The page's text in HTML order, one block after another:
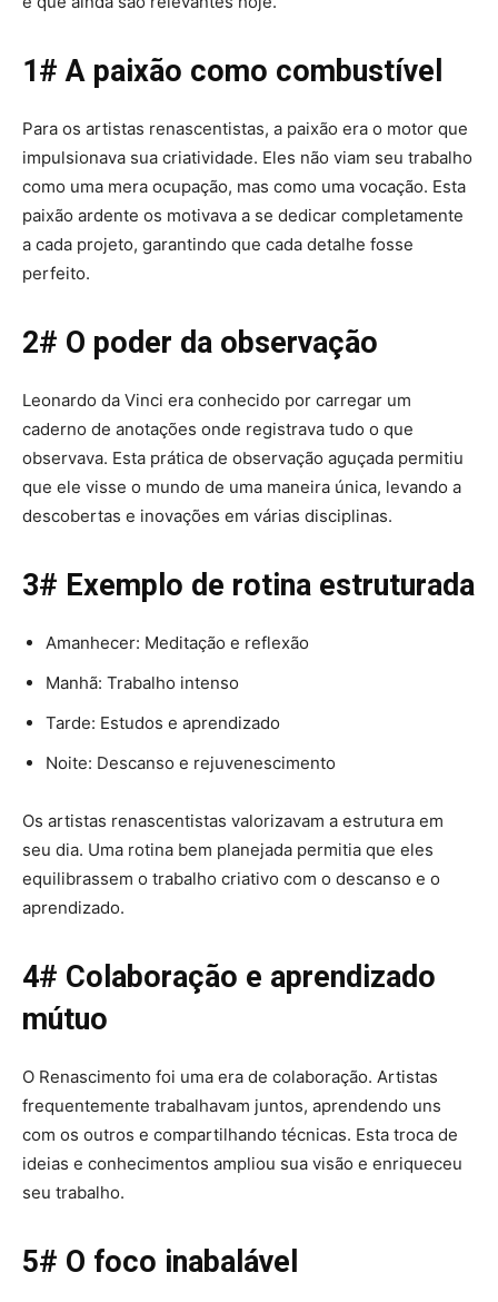
1# A paixão como combustível
Para os artistas renascentistas, a paixão era o motor que
impulsionava sua criatividade. Eles não viam seu trabalho
como uma mera ocupação, mas como uma vocação. Esta
paixão ardente os motivava a se dedicar completamente
a cada projeto, garantindo que cada detalhe fosse
perfeito.
2# O poder da observação
Leonardo da Vinci era conhecido por carregar um
caderno de anotações onde registrava tudo o que
observava. Esta prática de observação aguçada permitiu
que ele visse o mundo de uma maneira única, levando a
descobertas e inovações em várias disciplinas.
3# Exemplo de rotina estruturada
Amanhecer: Meditação e reflexão
Manhã: Trabalho intenso
Tarde: Estudos e aprendizado
Noite: Descanso e rejuvenescimento
Os artistas renascentistas valorizavam a estrutura em
seu dia. Uma rotina bem planejada permitia que eles
equilibrassem o trabalho criativo com o descanso e o
aprendizado.
4# Colaboração e aprendizado
mútuo
O Renascimento foi uma era de colaboração. Artistas
frequentemente trabalhavam juntos, aprendendo uns
com os outros e compartilhando técnicas. Esta troca de
ideias e conhecimentos ampliou sua visão e enriqueceu
seu trabalho.
5# O foco inabalável